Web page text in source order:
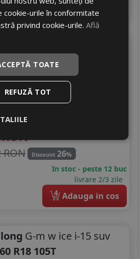
4 Adauga in cos
60 R18 105H
Turisme
C
C
A
RON
RON Discount 26%
In stoc - peste 12 buc
livrare 2/3 zile
4 Adauga in cos
G-m w ice i-15 suv
R18 105T
cookie-urile în conformitate
privind cookie-urile.Află
TOATE
REFUZĂ TOT